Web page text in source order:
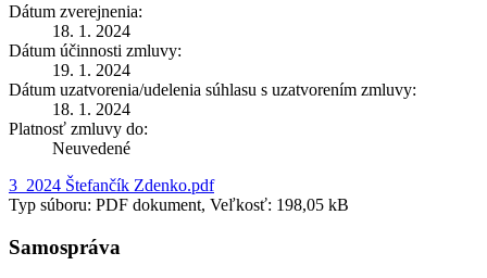
Dátum zverejnenia:
18. 1. 2024
Dátum účinnosti zmluvy:
19. 1. 2024
Dátum uzatvorenia/udelenia súhlasu s uzatvorením zmluvy:
18. 1. 2024
Platnosť zmluvy do:
Neuvedené
3_2024 Štefančík Zdenko.pdf
Typ súboru: PDF dokument, Veľkosť: 198,05 kB
Samospráva